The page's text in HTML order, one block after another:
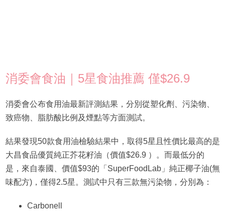
消委會食油｜5星食油推薦 僅$26.9
消委會公布食用油最新評測結果，分別從塑化劑、污染物、
致癌物、脂肪酸比例及煙點等方面測試。
結果發現50款食用油檢驗結果中，取得5星且性價比最高的是
大昌食品優質純正芥花籽油（價值$26.9 ）。而最低分的
是，來自泰國、價值$93的「SuperFoodLab」純正椰子油(無
味配方)，僅得2.5星。測試中只有三款無污染物，分別為：
Carbonell